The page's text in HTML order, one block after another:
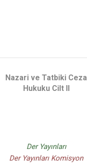
Nazari ve Tatbiki Ceza
Hukuku Cilt II
Der Yayınları
Der Yayınları Komisyon